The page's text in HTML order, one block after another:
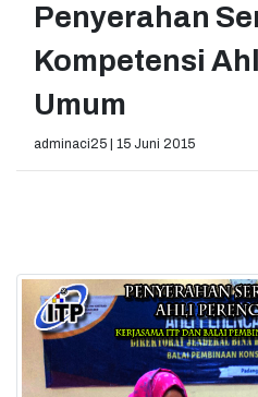
Penyerahan
Kompetensi
Umum
adminaci25 | 15 Juni 2015